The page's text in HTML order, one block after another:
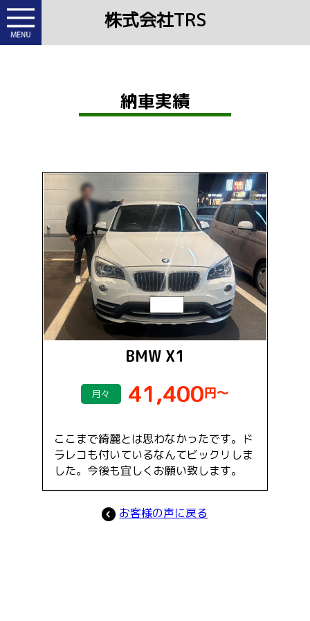
株式会社TRS
納車実績
BMW X1
月々 41,400円～
ここまで綺麗とは思わなかったです。ド
ラレコも付いているなんてビックリしま
した。今後も宜しくお願い致します。
お客様の声に戻る